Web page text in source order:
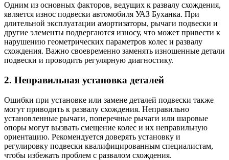
Одним из основных факторов, ведущих к развалу схождения,
является износ подвески автомобиля УАЗ Буханка. При
длительной эксплуатации амортизаторы, рычаги подвески и
другие элементы подвергаются износу, что может привести к
нарушению геометрических параметров колес и развалу
схождения. Важно своевременно заменять изношенные детали
подвески и проводить регулярную диагностику.
2. Неправильная установка деталей
Ошибки при установке или замене деталей подвески также
могут приводить к развалу схождения. Неправильно
установленные рычаги, поперечные рычаги или шаровые
опоры могут вызвать смещение колес и их неправильную
ориентацию. Рекомендуется доверять установку и
регулировку подвески квалифицированным специалистам,
чтобы избежать проблем с развалом схождения.